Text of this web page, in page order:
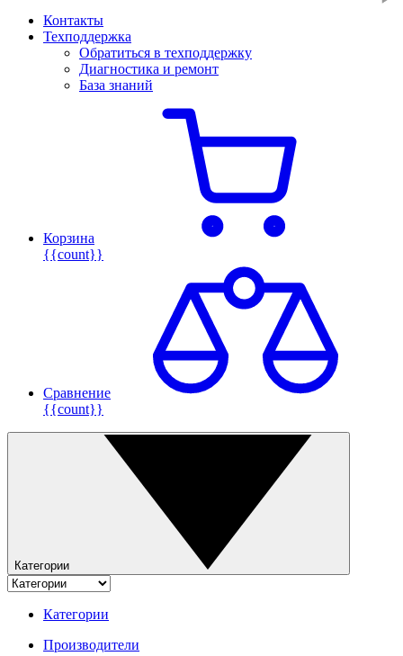
Контакты
Техподдержка
Обратиться в техподдержку
Диагностика и ремонт
База знаний
Корзина
{{count}}
Сравнение
{{count}}
Категории
Категории
Производители